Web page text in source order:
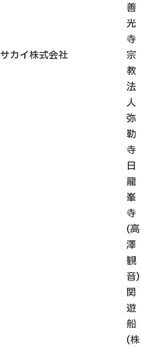
カイ株式会社
善
光
寺
宗
教
法
人
弥
勒
寺
日
龍
峯
寺
(高
澤
観
音)
関
遊
船
(株